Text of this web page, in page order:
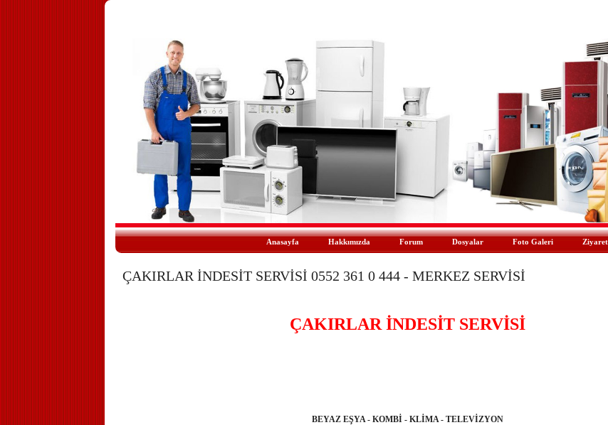
Anasayfa Hakkımızda Forum Dosyalar Foto Galeri
ÇAKIRLAR İNDESİT SERVİSİ 0552 361 0 444 - MERKEZ SERVİSİ
ÇAKIRLAR İNDESİT SERVİSİ
BEYAZ EŞYA - KOMBİ - KLİMA - TELEVİZYON